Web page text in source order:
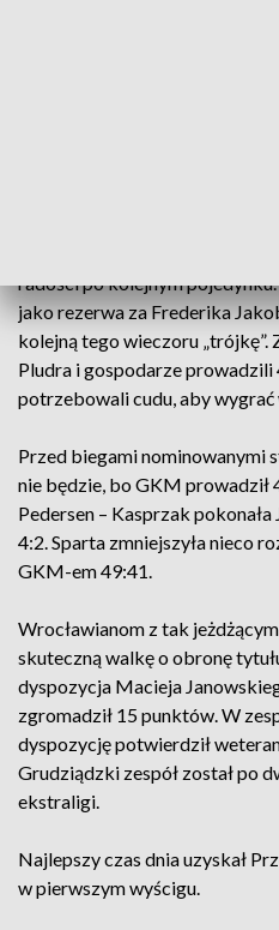
radości po kolejnym
jako rezerwa za Frederika
kolejną tego wieczoru „trójkę”.
Pludra i gospodarze
potrzebowali cudu, aby wygrać
Przed biegami nominowanymi
nie będzie, bo GKM prowadził
Pedersen – Kasprzak
4:2. Sparta zmniejszyła nieco
GKM-em 49:41.
Wrocławianom z tak
skuteczną walkę o obronę
dyspozycja Macieja
zgromadził 15 punktów. W
dyspozycję potwierdził
Grudziądzki zespół został po
ekstraligi.
Najlepszy czas dnia uzyskał
w pierwszym wyścigu.